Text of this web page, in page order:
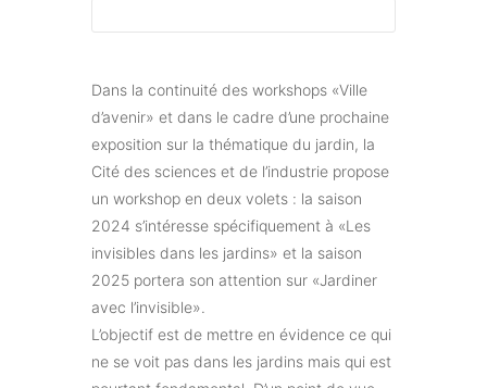
Dans la continuité des workshops «Ville
d’avenir» et dans le cadre d’une prochaine
exposition sur la thématique du jardin, la
Cité des sciences et de l’industrie propose
un workshop en deux volets : la saison
2024 s’intéresse spécifiquement à «Les
invisibles dans les jardins» et la saison
2025 portera son attention sur «Jardiner
avec l’invisible».
L’objectif est de mettre en évidence ce qui
ne se voit pas dans les jardins mais qui est